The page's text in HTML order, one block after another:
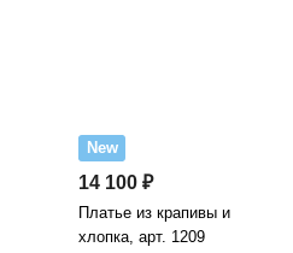
New
14 100 ₽
Платье из крапивы и
хлопка, арт. 1209